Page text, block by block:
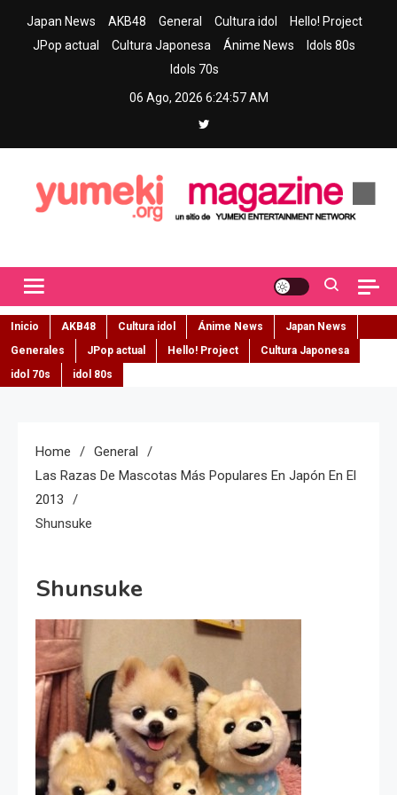
Japan News AKB48 General Cultura idol
Hello! Project
JPop actual
Cultura Japonesa Ánime News
Idols 80s
Idols 70s
06 Ago, 2026 6:24:58 AM
Inicio AKB48 Cultura idol Ánime News
Japan News
Generales
JPop actual Hello! Project
Cultura Japonesa
idol 70s
idol 80s
Home
General
Las Razas De Mascotas Más Populares En Japón En El
2013
Shunsuke
Shunsuke